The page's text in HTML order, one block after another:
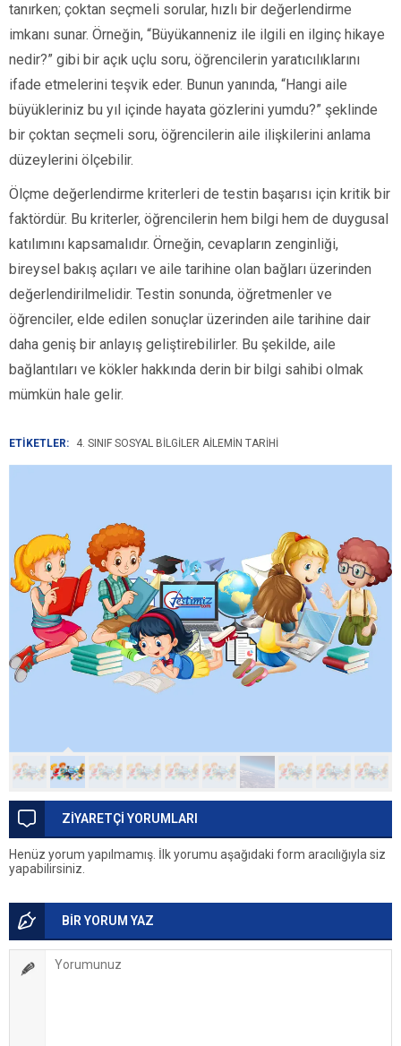
tanırken; çoktan seçmeli sorular, hızlı bir değerlendirme
imkanı sunar. Örneğin, “Büyükanneniz ile ilgili en ilginç hikaye
nedir?” gibi bir açık uçlu soru, öğrencilerin yaratıcılıklarını
ifade etmelerini teşvik eder. Bunun yanında, “Hangi aile
büyükleriniz bu yıl içinde hayata gözlerini yumdu?” şeklinde
bir çoktan seçmeli soru, öğrencilerin aile ilişkilerini anlama
düzeylerini ölçebilir.
Ölçme değerlendirme kriterleri de testin başarısı için kritik bir
faktördür. Bu kriterler, öğrencilerin hem bilgi hem de duygusal
katılımını kapsamalıdır. Örneğin, cevapların zenginliği,
bireysel bakış açıları ve aile tarihine olan bağları üzerinden
değerlendirilmelidir. Testin sonunda, öğretmenler ve
öğrenciler, elde edilen sonuçlar üzerinden aile tarihine dair
daha geniş bir anlayış geliştirebilirler. Bu şekilde, aile
bağlantıları ve kökler hakkında derin bir bilgi sahibi olmak
mümkün hale gelir.
ETİKETLER: 4. SINIF SOSYAL BILGILER AILEMIN TARIHI
ZİYARETÇİ YORUMLARI
Henüz yorum yapılmamış. İlk yorumu aşağıdaki form aracılığıyla siz
yapabilirsiniz.
BİR YORUM YAZ